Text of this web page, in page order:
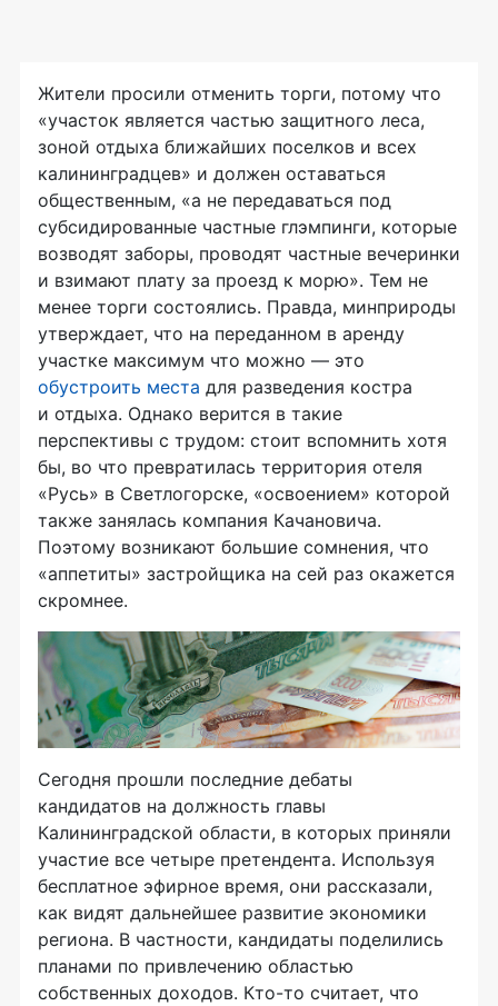
Жители просили отменить торги, потому что
«участок является частью защитного леса,
зоной отдыха ближайших поселков и всех
калининградцев» и должен оставаться
общественным, «а не передаваться под
субсидированные частные глэмпинги, которые
возводят заборы, проводят частные вечеринки
и взимают плату за проезд к морю». Тем не
менее торги состоялись. Правда, минприроды
утверждает, что на переданном в аренду
участке максимум что можно — это
обустроить места для разведения костра
и отдыха. Однако верится в такие
перспективы с трудом: стоит вспомнить хотя
бы, во что превратилась территория отеля
«Русь» в Светлогорске, «освоением» которой
также занялась компания Качановича.
Поэтому возникают большие сомнения, что
«аппетиты» застройщика на сей раз окажется
скромнее.
Сегодня прошли последние дебаты
кандидатов на должность главы
Калининградской области, в которых приняли
участие все четыре претендента. Используя
бесплатное эфирное время, они рассказали,
как видят дальнейшее развитие экономики
региона. В частности, кандидаты поделились
планами по привлечению областью
собственных доходов. Кто-то считает, что